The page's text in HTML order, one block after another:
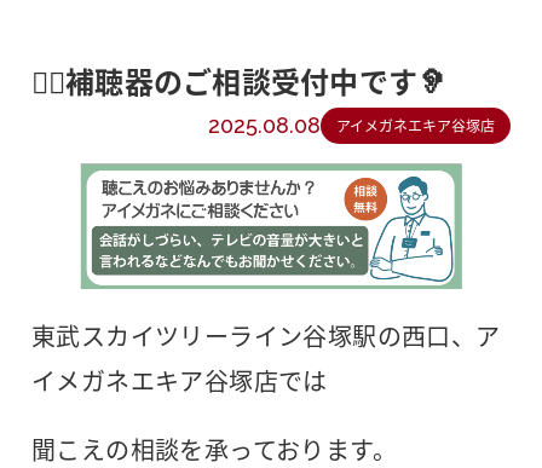
🧏‍♀️補聴器のご相談受付中です🦻
2025.08.08 アイメガネエキア谷塚店
東武スカイツリーライン谷塚駅の西口、ア
イメガネエキア谷塚店では
聞こえの相談を承っております。